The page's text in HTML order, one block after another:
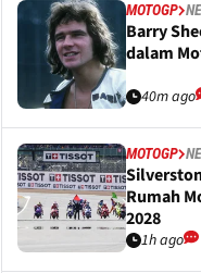
MOTOGP
Barry
dalam
40m ago
MOTOGP
Rumah
2028
1h ago